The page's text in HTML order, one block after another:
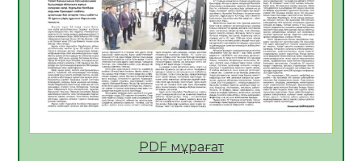
05.08.2026
30
Цифрландыру саласын дамыту аясында
салынатын жаңа орталықтың жобасы
талқыланды
05.08.2026
30
құралдарының таныстырылымы өтті
PDF мұрағат